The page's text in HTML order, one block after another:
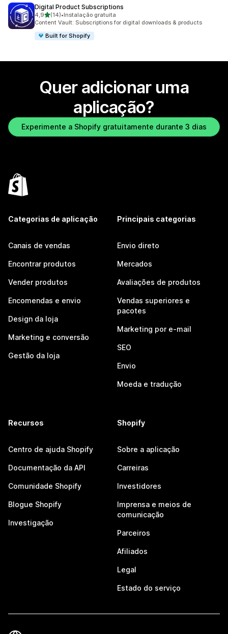
Digital Product Subscriptions
4,9de 5 estrelas
(14)
14 total de avaliações
•Instalação gratuita
Content Vault: Subscriptions for digital downloads & products
Built for Shopify
Quer adicionar uma
aplicação?
Experimente a Shopify gratuitamente durante 3 dias
Categorias de aplicação
Canais de vendas
Encontrar produtos
Vender produtos
Encomendas e envio
Design da loja
Marketing e conversão
Gestão da loja
Principais categorias
Envio direto
Mercados
Avaliações de produtos
Vendas superiores e
pacotes
Marketing por e-mail
SEO
Envio
Moeda e tradução
Recursos
Centro de ajuda Shopify
Documentação da API
Comunidade Shopify
Blogue Shopify
Investigação
Shopify
Sobre a aplicação
Carreiras
Investidores
Imprensa e meios de
comunicação
Parceiros
Afiliados
Legal
Estado do serviço